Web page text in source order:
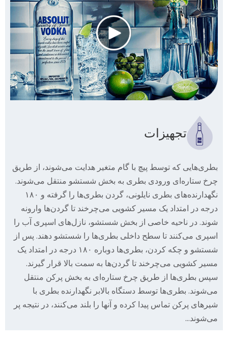
تجهیزات
بطری‌هایی که توسط پیچ با گام متغیر هدایت می‌شوند، از طریق
چرخ ستاره‌ای ورودی بطری به بخش شستشو منتقل می‌شوند.
نگهدارنده‌های بطری نایلونی، گردن بطری‌ها را گرفته و ۱۸۰
درجه در امتداد یک مسیر کشویی می‌چرخند تا گردن‌ها وارونه
شوند. در ناحیه خاصی از بخش شستشو، نازل‌های اسپری آب را
اسپری می‌کنند تا سطح داخلی بطری‌ها را شستشو دهند. پس از
شستشو و چکه کردن، بطری‌ها دوباره ۱۸۰ درجه در امتداد یک
مسیر کشویی می‌چرخند تا گردن‌ها به سمت بالا قرار گیرند.
سپس بطری‌ها از طریق چرخ ستاره‌ای به بخش پرکن منتقل
می‌شوند. بطری‌ها توسط دستگاه بالابر نگهدارنده بطری با
شیرهای پرکن تماس پیدا کرده و آنها را بلند می‌کنند، در نتیجه پر
می‌شوند...